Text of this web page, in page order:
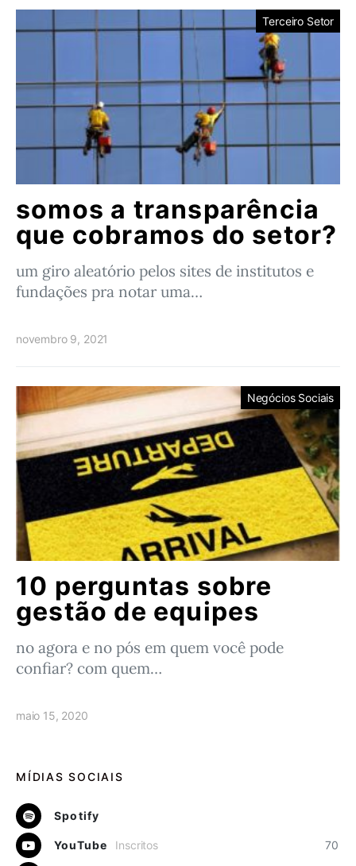
Terceiro Setor
somos a transparência
que cobramos do setor?
um giro aleatório pelos sites de institutos e
fundações pra notar uma…
novembro 9, 2021
Negócios Sociais
10 perguntas sobre
gestão de equipes
no agora e no pós em quem você pode
confiar? com quem…
maio 15, 2020
MÍDIAS SOCIAIS
Spotify
YouTube 70
Inscritos